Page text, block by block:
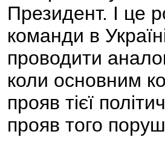
Президент. І це
команди в
проводити
коли основним
прояв тієї
прояв того